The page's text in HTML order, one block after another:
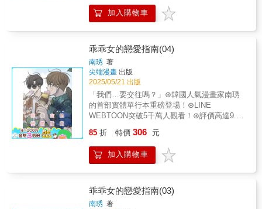
受挫的攸秀，決定開始拉開與在賢之間的距
離，而佑元不再甘願只當「親近的學長」，下
加入購物車
乖乖女的戀愛指南(04)
南琇 著
尖端漫畫 出版
2025/05/21 出版
「我們…要交往嗎？」⊛韓國人氣漫畫家南琇
的首部實體單行本重磅登場！⊛LINE
WEBTOON突破5千萬人觀看！⊛評價高達9.9
將湧出…【故事簡介】攸秀對在賢的感情與日
俱增，無法克制的感情讓攸秀決定要將這段關
係更進一步！在旁看著兩人的佑元，決定用自
85 折 特價 306 元
加入購物車
乖乖女的戀愛指南(03)
南琇 著